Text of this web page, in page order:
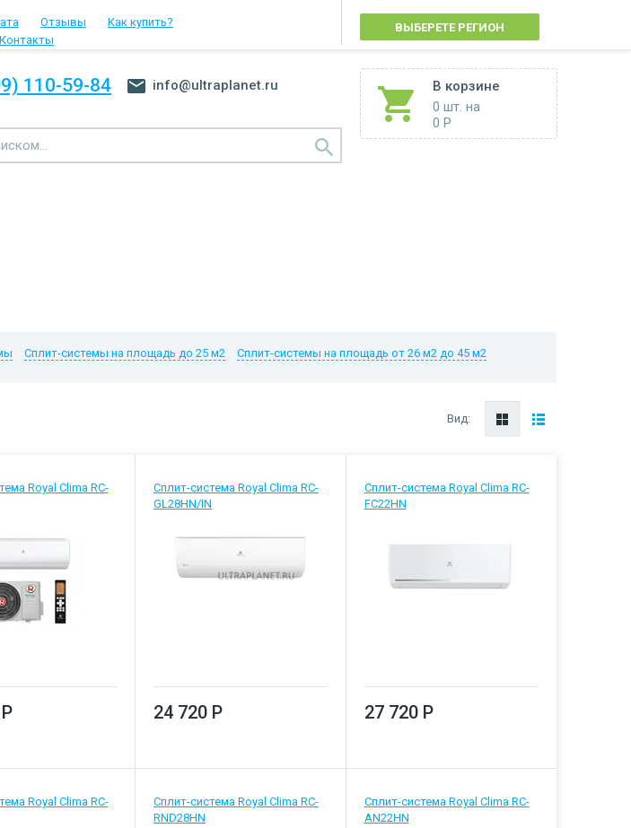
Отзывы
Как купить?
Контакты
ВЫБЕРЕТЕ РЕГИОН
В корзине
0 шт. на
0 Р
110-59-84 info@ultraplanet.ru
Сплит-системы на площадь до 25 м2
Сплит-системы на площадь от 26 м2 до 45 м2
Вид:
Royal Clima RC-
Сплит-система Royal Clima RC-
GL28HN/IN
24 720 Р
Сплит-система Royal Clima RC-
FC22HN
27 720 Р
Royal Clima RC-
Сплит-система Royal Clima RC-
RND28HN
Сплит-система Royal Clima RC-
AN22HN